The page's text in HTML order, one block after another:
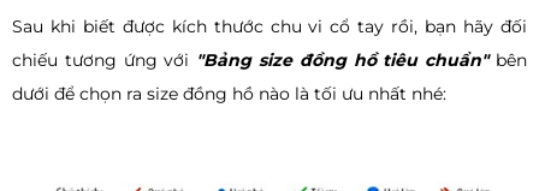
Sau khi biết được kích thước chu vi cổ tay rồi, bạn hãy đối
chiếu tương ứng với "Bảng size đồng hồ tiêu chuẩn"bên
dưới để chọn ra size đồng hồ nào là tối ưu nhất nhé: